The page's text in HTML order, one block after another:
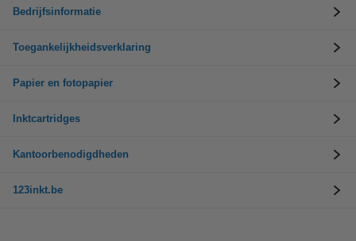
Bedrijfsinformatie
Toegankelijkheidsverklaring
Papier en fotopapier
Inktcartridges
Kantoorbenodigdheden
123inkt.be